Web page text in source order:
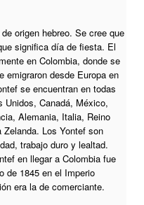
origen hebreo. Se cree que
significa día de fiesta. El
en Colombia, donde se
emigraron desde Europa en
se encuentran en todas
Unidos, Canadá, México,
Alemania, Italia, Reino
Los Yontef son
trabajo duro y lealtad.
en llegar a Colombia fue
de 1845 en el Imperio
era la de comerciante.